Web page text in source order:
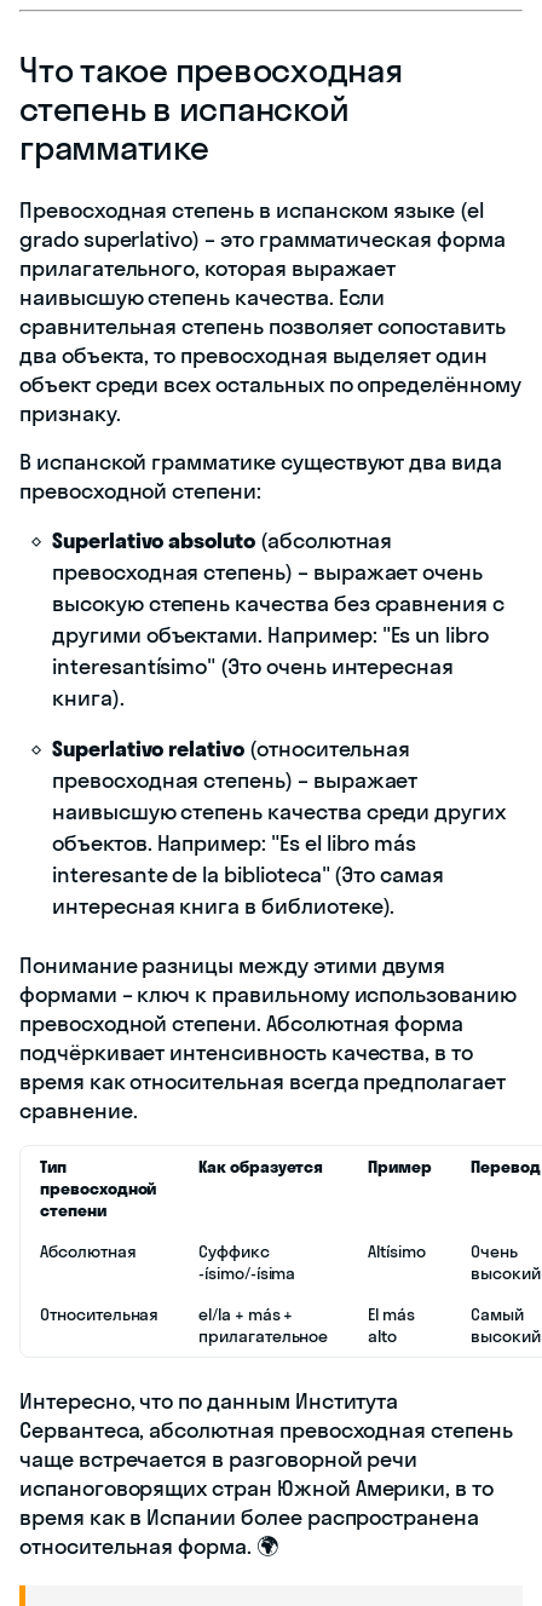
Что такое превосходная
степень в испанской
грамматике
Превосходная степень в испанском языке (el
grado superlativo) – это грамматическая форма
прилагательного, которая выражает
наивысшую степень качества. Если
сравнительная степень позволяет сопоставить
два объекта, то превосходная выделяет один
объект среди всех остальных по определённому
признаку.
В испанской грамматике существуют два вида
превосходной степени:
Superlativo absoluto (абсолютная
превосходная степень) – выражает очень
высокую степень качества без сравнения с
другими объектами. Например: "Es un libro
interesantísimo" (Это очень интересная
книга).
Superlativo relativo (относительная
превосходная степень) – выражает
наивысшую степень качества среди других
объектов. Например: "Es el libro más
interesante de la biblioteca" (Это самая
интересная книга в библиотеке).
Понимание разницы между этими двумя
формами – ключ к правильному использованию
превосходной степени. Абсолютная форма
подчёркивает интенсивность качества, в то
время как относительная всегда предполагает
сравнение.
Тип
превосходной
степени
Как образуется Пример Перевод
Абсолютная
Суффикс
-ísimo/-ísima
Altísimo
Очень
высокий
Относительная
el/la + más +
прилагательное
El más
alto
Самый
высокий
Интересно, что по данным Института
Сервантеса, абсолютная превосходная степень
чаще встречается в разговорной речи
испаноговорящих стран Южной Америки, в то
время как в Испании более распространена
относительная форма. 🌍